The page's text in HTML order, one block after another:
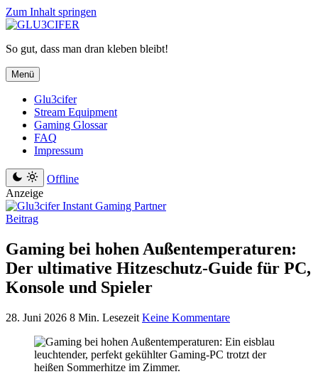
Zum Inhalt springen
So gut, dass man dran kleben bleibt!
Menü
Glu3cifer
Stream Equipment
Gaming Glossar
FAQ
Impressum
Offline
Anzeige
Beitrag
Gaming bei hohen Außentemperaturen:
Der ultimative Hitzeschutz-Guide für PC,
Konsole und Spieler
28. Juni 2026 8 Min. Lesezeit Keine Kommentare